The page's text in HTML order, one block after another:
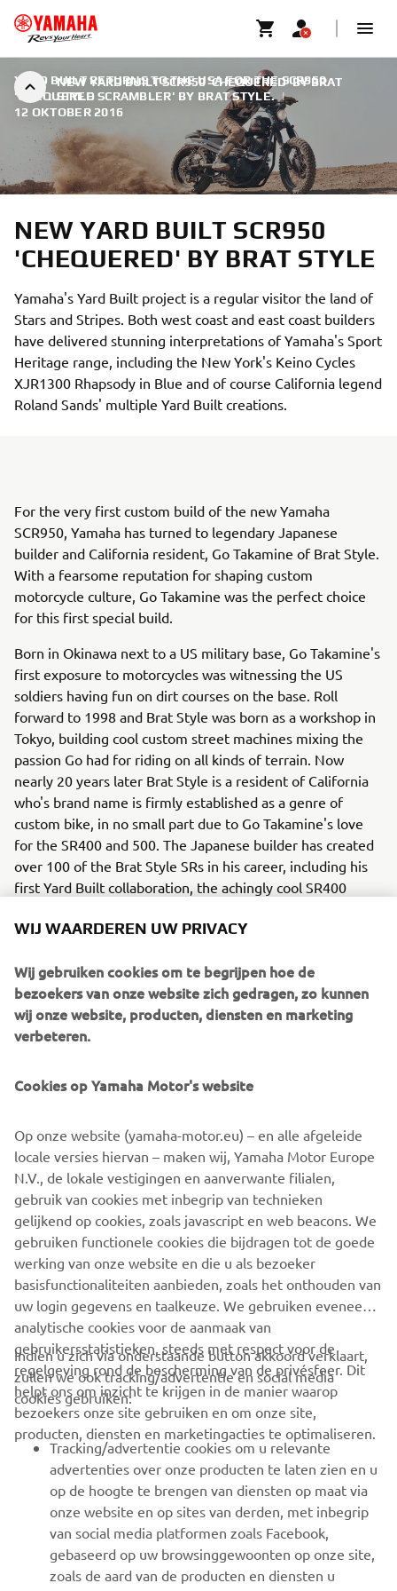
NEW YARD BUILT SCR950 'CHEQUERED' BY BRAT
STYLE
YARD BUILT RETURNS TO THE USA FOR THE SCR950
'CHEQUERED SCRAMBLER' BY BRAT STYLE. |
12 OKTOBER 2016
NEW YARD BUILT SCR950
'CHEQUERED' BY BRAT STYLE
Yamaha's Yard Built project is a regular visitor the land of
Stars and Stripes. Both west coast and east coast builders
have delivered stunning interpretations of Yamaha's Sport
Heritage range, including the New York's Keino Cycles
XJR1300 Rhapsody in Blue and of course California legend
Roland Sands' multiple Yard Built creations.
For the very first custom build of the new Yamaha
SCR950, Yamaha has turned to legendary Japanese
builder and California resident, Go Takamine of Brat Style.
With a fearsome reputation for shaping custom
motorcycle culture, Go Takamine was the perfect choice
for this first special build.
Born in Okinawa next to a US military base, Go Takamine's
first exposure to motorcycles was witnessing the US
soldiers having fun on dirt courses on the base. Roll
forward to 1998 and Brat Style was born as a workshop in
Tokyo, building cool custom street machines mixing the
passion Go had for riding on all kinds of terrain. Now
nearly 20 years later Brat Style is a resident of California
who's brand name is firmly established as a genre of
custom bike, in no small part due to Go Takamine's love
for the SR400 and 500. The Japanese builder has created
over 100 of the Brat Style SRs in his career, including his
first Yard Built collaboration, the achingly cool SR400
Heritage range," commented Yamaha Motor Europe
Marketing Coordinator Cristian Barelli. "It's an iconic style
of motorcycle that fits perfectly into our offering. Today
the desire to keep going when the tarmac runs out is
builder we have wanted to work with for sometime, and
the spirit of the scrambler, and his influence and style is
clear in the build. We love how he was able to turn the
single airhead SR into a scrambler style cool toy, and we
wanted the same feeling with the SCR, which he delivered
in proper Brat Style!"
To find out more about Brat Style vsit:www.bratstyle.com
CORPORATE
BUSINESS
MEER YAMAHA
SUPPORT
WIJ WAARDEREN UW PRIVACY
Wij gebruiken cookies om te begrijpen hoe de
bezoekers van onze website zich gedragen, zo kunnen
wij onze website, producten, diensten en marketing
verbeteren.
Cookies op Yamaha Motor's website
Op onze website (yamaha-motor.eu) – en alle afgeleide
locale versies hiervan – maken wij, Yamaha Motor Europe
N.V., de lokale vestigingen en aanverwante filialen,
gebruik van cookies met inbegrip van technieken
gelijkend op cookies, zoals javascript en web beacons. We
gebruiken functionele cookies die bijdragen tot de goede
werking van onze website en die u als bezoeker
basisfunctionaliteiten aanbieden, zoals het onthouden van
uw login gegevens en taalkeuze. We gebruiken eveneens
analytische cookies voor de aanmaak van
gebruikersstatistieken, steeds met respect voor de
regelgeving rond de bescherming van de privésfeer. Dit
helpt ons om inzicht te krijgen in de manier waarop
bezoekers onze site gebruiken en om onze site,
producten, diensten en marketingacties te optimaliseren.
Indien u zich via onderstaande button akkoord verklaart,
zullen we ook tracking/advertentie en social media
cookies gebruiken:
Tracking/advertentie cookies om u relevante
advertenties over onze producten te laten zien en u
op de hoogte te brengen van diensten op maat via
onze website en op sites van derden, met inbegrip
van social media platformen zoals Facebook,
gebaseerd op uw browsinggewoonten op onze site,
zoals de aard van de producten en diensten u